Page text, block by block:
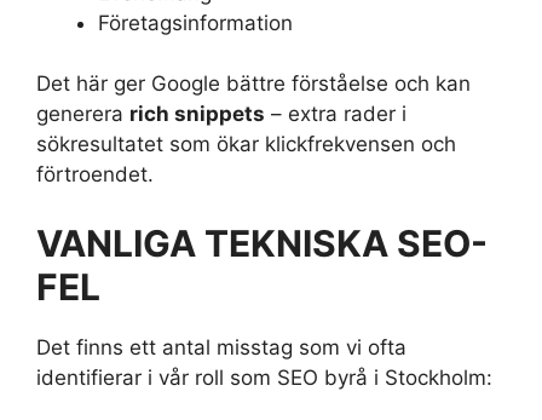
Företagsinformation
Det här ger Google bättre förståelse och kan
generera rich snippets – extra rader i
sökresultatet som ökar klickfrekvensen och
förtroendet.
VANLIGA TEKNISKA SEO-
FEL
Det finns ett antal misstag som vi ofta
identifierar i vår roll som SEO byrå i Stockholm: